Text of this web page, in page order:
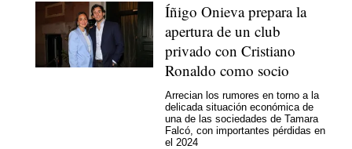
Íñigo Onieva prepara la
apertura de un club
privado con Cristiano
Ronaldo como socio
Arrecian los rumores en torno a la
delicada situación económica de
una de las sociedades de Tamara
Falcó, con importantes pérdidas en
el 2024